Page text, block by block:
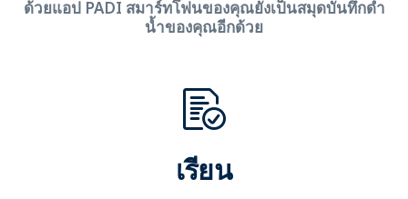
ด้วยแอป PADI สมาร์ทโฟนของคุณยังเป็นสมุดบันทึกดำ
น้ำของคุณอีกด้วย
เรียน